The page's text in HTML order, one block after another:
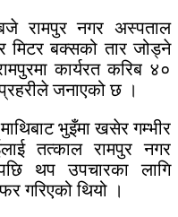
रामपुर नगर अस्पताल
मिटर बक्सको तार जोड्ने
कार्यरत करिब ४०
जनाएको छ ।
भुइँमा खसेर गम्भीर
तत्काल रामपुर नगर
थप उपचारका लागि
गरिएको थियो ।